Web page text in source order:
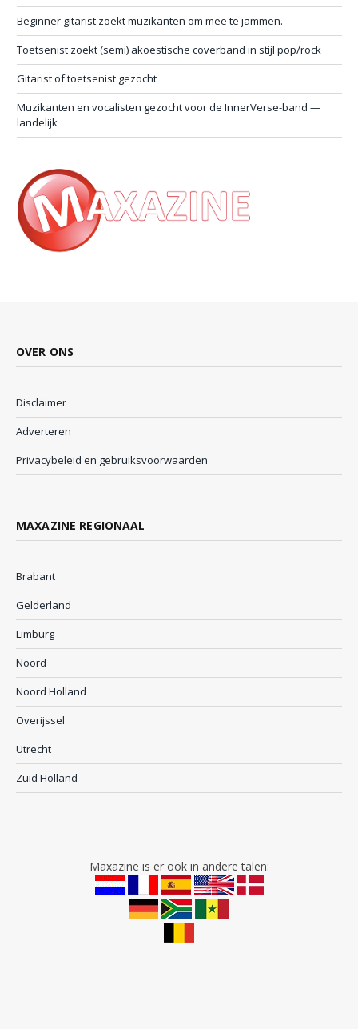
Beginner gitarist zoekt muzikanten om mee te jammen.
Toetsenist zoekt (semi) akoestische coverband in stijl pop/rock
Gitarist of toetsenist gezocht
Muzikanten en vocalisten gezocht voor de InnerVerse-band —
landelijk
OVER ONS
Disclaimer
Adverteren
Privacybeleid en gebruiksvoorwaarden
MAXAZINE REGIONAAL
Brabant
Gelderland
Limburg
Noord
Noord Holland
Overijssel
Utrecht
Zuid Holland
Maxazine is er ook in andere talen: